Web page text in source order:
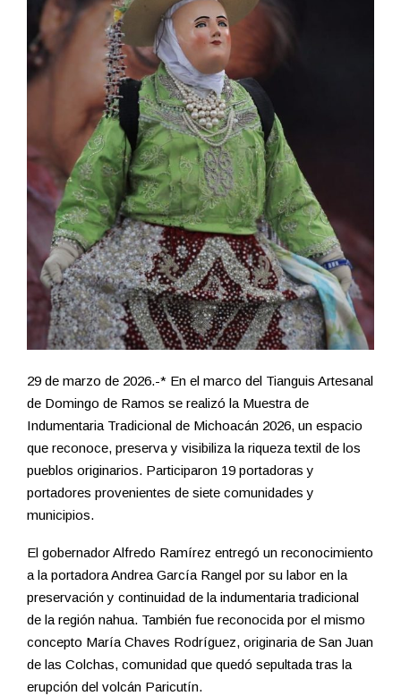
29 de marzo de 2026.-* En el marco del Tianguis Artesanal
de Domingo de Ramos se realizó la Muestra de
Indumentaria Tradicional de Michoacán 2026, un espacio
que reconoce, preserva y visibiliza la riqueza textil de los
pueblos originarios. Participaron 19 portadoras y
portadores provenientes de siete comunidades y
municipios.
El gobernador Alfredo Ramírez entregó un reconocimiento
a la portadora Andrea García Rangel por su labor en la
preservación y continuidad de la indumentaria tradicional
de la región nahua. También fue reconocida por el mismo
concepto María Chaves Rodríguez, originaria de San Juan
de las Colchas, comunidad que quedó sepultada tras la
erupción del volcán Paricutín.